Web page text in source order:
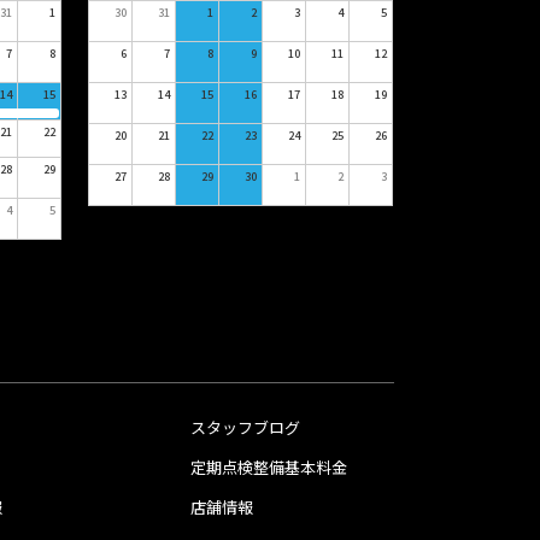
31 1
7 8
14 15
21 22
28 29
4 5
30 31 1 2 3 4 5
6 7 8 9 10 11 12
13 14 15 16 17 18 19
20 21 22 23 24 25 26
27 28 29 30 1 2 3
スタッフブログ
定期点検整備基本料金
店舗情報